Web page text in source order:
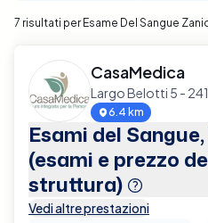
7 risultati per Esame Del Sangue
CasaMedica
Largo Belotti 5 -
6.4 km
Esami del
(esami e prezzo
struttura)
Vedi altre prestazioni